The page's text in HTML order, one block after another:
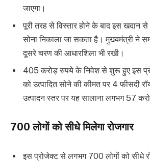
जाएगा।
पूरी तरह से विस्तार होने के बाद इस खदान
सोना निकाला जा सकता है। मुख्यमंत्री ने
दूसरे चरण की आधारशिला भी रखी।
405 करोड़ रुपये के निवेश से शुरू हुए इस
को उत्पादित सोने की कीमत पर 4 फीसदी
उत्पादन स्तर पर यह सालाना लगभग 57
700 लोगों को सीधे मिलेगा रोजगार
इस प्रोजेक्ट से लगभग 700 लोगों को सीधे